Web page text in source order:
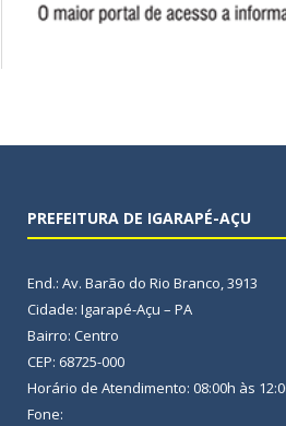
PREFEITURA DE IGARAPÉ-AÇU
End.: Av. Barão do Rio Branco, 3913
Cidade: Igarapé-Açu – PA
Bairro: Centro
CEP: 68725-000
Horário de Atendimento: 08:00h às
Fone: